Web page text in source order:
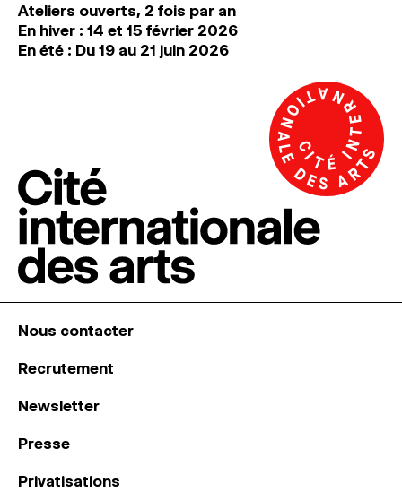
Ateliers ouverts, 2 fois par an
En hiver : 14 et 15 février 2026
En été : Du 19 au 21 juin 2026
Nous contacter
Recrutement
Newsletter
Presse
Privatisations